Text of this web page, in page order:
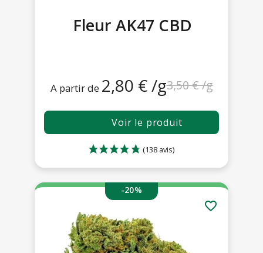
Fleur AK47 CBD
3,50 € /g
A partir de 2,80 € /g
Voir le produit
-20%
favorite_border